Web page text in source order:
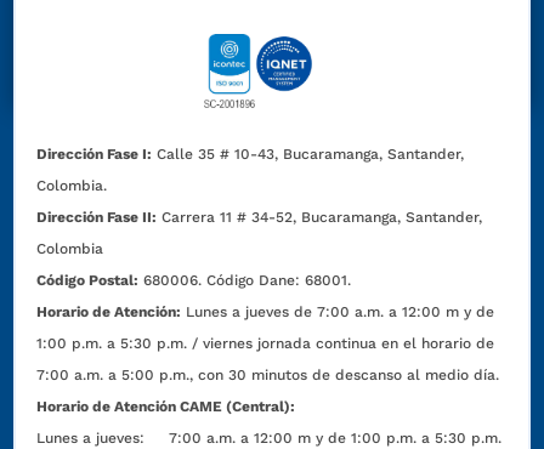
Dirección Fase I: Calle 35 # 10-43, Bucaramanga, Santander,
Colombia.
Dirección Fase II: Carrera 11 # 34-52, Bucaramanga, Santander,
Colombia
Código Postal: 680006. Código Dane: 68001.
Horario de Atención: Lunes a jueves de 7:00 a.m. a 12:00 m y de
1:00 p.m. a 5:30 p.m. / viernes jornada continua en el horario de
7:00 a.m. a 5:00 p.m., con 30 minutos de descanso al medio día.
Horario de Atención CAME (Central):
Lunes a jueves: 7:00 a.m. a 12:00 m y de 1:00 p.m. a 5:30 p.m.